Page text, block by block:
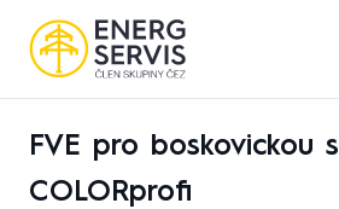
FVE pro boskovickou
COLORprofi